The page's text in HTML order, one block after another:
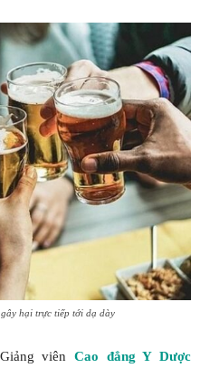
hại trực tiếp tới dạ dày
viênCao đẳng Y Dược